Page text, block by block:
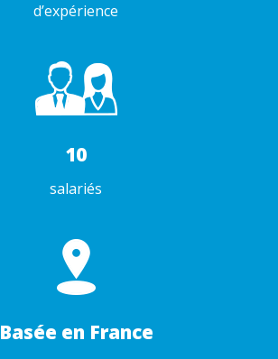
d’expérience
10
salariés
Basée en France